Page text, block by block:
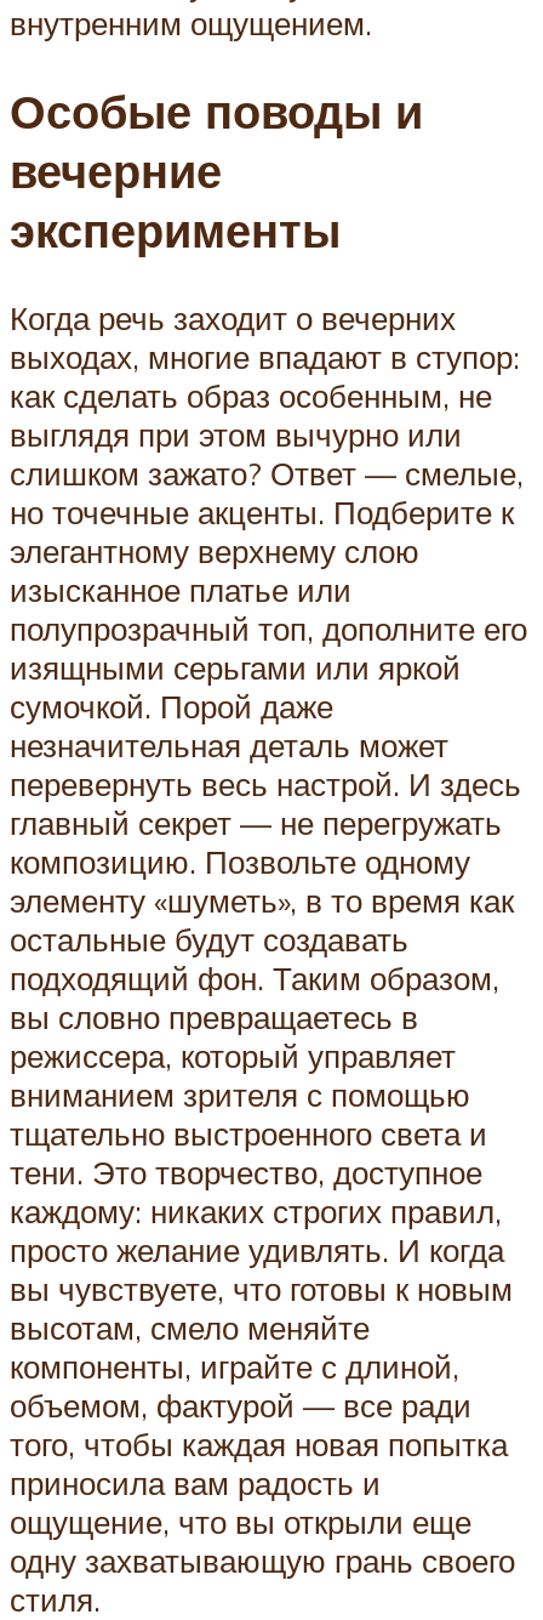
внутренним ощущением.
Особые поводы и
вечерние
эксперименты
Когда речь заходит о вечерних
выходах, многие впадают в ступор:
как сделать образ особенным, не
выглядя при этом вычурно или
слишком зажато? Ответ — смелые,
но точечные акценты. Подберите к
элегантному верхнему слою
изысканное платье или
полупрозрачный топ, дополните его
изящными серьгами или яркой
сумочкой. Порой даже
незначительная деталь может
перевернуть весь настрой. И здесь
главный секрет — не перегружать
композицию. Позвольте одному
элементу «шуметь», в то время как
остальные будут создавать
подходящий фон. Таким образом,
вы словно превращаетесь в
режиссера, который управляет
вниманием зрителя с помощью
тщательно выстроенного света и
тени. Это творчество, доступное
каждому: никаких строгих правил,
просто желание удивлять. И когда
вы чувствуете, что готовы к новым
высотам, смело меняйте
компоненты, играйте с длиной,
объемом, фактурой — все ради
того, чтобы каждая новая попытка
приносила вам радость и
ощущение, что вы открыли еще
одну захватывающую грань своего
стиля.